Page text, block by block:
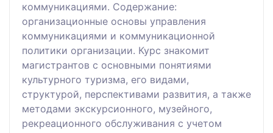
коммуникациями. Содержание:
организационные основы управления
коммуникациями и коммуникационной
политики организации. Курс знакомит
магистрантов с основными понятиями
культурного туризма, его видами,
структурой, перспективами развития, а также
методами экскурсионного, музейного,
рекреационного обслуживания с учетом